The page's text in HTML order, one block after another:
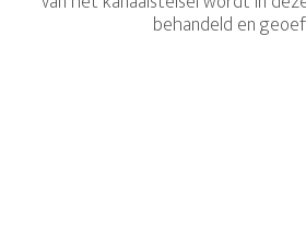
behandeld en